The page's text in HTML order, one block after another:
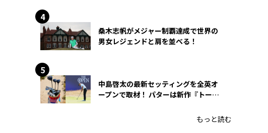
桑木志帆がメジャー制覇達成で世界の
男女レジェンドと肩を並べる！
中島啓太の最新セッティングを全英オ
ープンで取材！ パターは新作『トーチ
もっと読む